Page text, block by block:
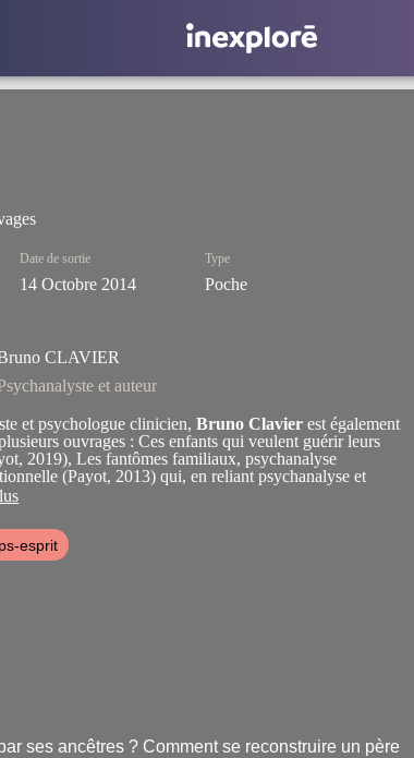
Date de sortie
14 Octobre 2014
Type
Poche
CLAVIER
et auteur
et psychologue clinicien, Bruno Clavier est également
ouvrages : Ces enfants qui veulent guérir leurs
2019), Les fantômes familiaux, psychanalyse
(Payot, 2013) qui, en reliant psychanalyse et
invite à la découverte de l'étonnant pays des
auparavant des études de mathématiques et de langues
collaboré ensuite à divers groupes de recherche et de
psychanalyse transgénérationnelle. Il propose
esprit
ses ancêtres ? Comment se reconstruire un père